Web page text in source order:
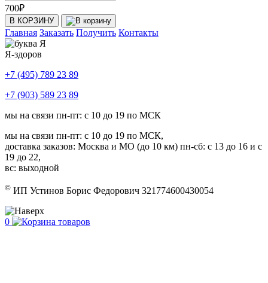
700₽
В КОРЗИНУ
Главная Заказать Получить Контакты
Я-здоров
+7 (495) 789 23 89
+7 (903) 589 23 89
мы на связи пн-пт: с 10 до 19 по МСК
мы на связи пн-пт: с 10 до 19 по МСК,
доставка заказов: Москва и МО (до 10 км) пн-сб: с 13 до 16 и с
19 до 22,
вс: выходной
© ИП Устинов Борис Федорович 321774600430054
0